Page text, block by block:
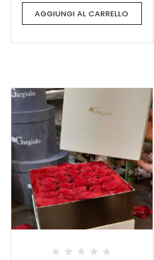
AGGIUNGI AL CARRELLO